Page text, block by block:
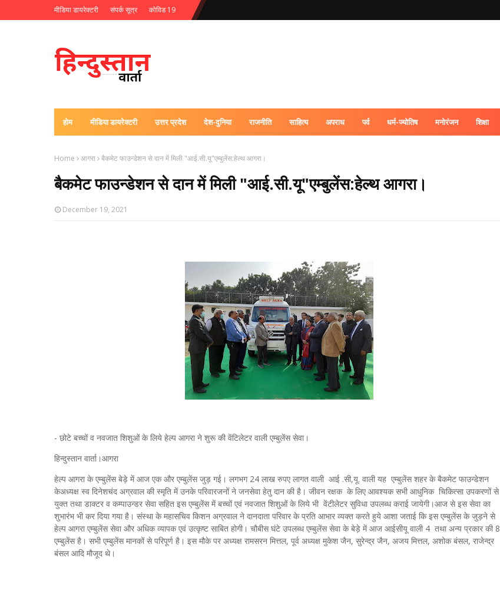
मीडिया डायरेक्टरी संपर्क सूत्र कोविड 19
होम मीडिया डायरेक्टरी उत्तर प्रदेश देश-दुनिया राजनीति साहित्य अपराध पर्व धर्म-ज्योतिष मनोरंजन शिक्षा
Home आगरा बैकमेट फाउन्डेशन से दान में मिली "आई.सी.यू"एम्बुलेंस:हेल्थ आगरा।
बैकमेट फाउन्डेशन से दान में मिली "आई.सी.यू"एम्बुलेंस:हेल्थ आगरा।
December 19, 2021
- छोटे बच्चों व नवजात शिशुओं के लिये हेल्प आगरा ने शुरू की वेंटिलेटर वाली एम्बुलेंस सेवा।
हिन्दुस्तान वार्ता।आगरा
हेल्प आगरा के एम्बुलेंस बेड़े में आज एक और एम्बुलेंस जुड़ गई। लगभग 24 लाख रुपए लागत वाली आई .सी,यू. वाली यह एम्बुलेंस शहर के बैकमेट फाउन्डेशन
केअध्यक्ष स्व दिनेशचंद अग्रवाल की स्मृति में उनके परिवारजनों ने जनसेवा हेतु दान‌ की है। जीवन रक्षक के लिए आवश्यक सभी आधुनिक चिकित्सा उपकरणों से
युक्त तथा डाक्टर व कम्पाउन्डर सेवा सहित इस एम्बुलेंस में बच्चों एवं नवजात शिशुओं के लिये भी वेंटीलेटर सुविधा उपलब्ध कराई जायेगी।आज से इस सेवा का
शुभारंभ भी कर दिया गया है। संस्था के महासचिव किशन अग्रवाल ने दानदाता परिवार के प्रति आभार व्यक्त करते हुये आशा जताई कि इस एम्बुलेंस के जुड़ने से
हेल्प आगरा एम्बुलेंस सेवा और अधिक व्यापक एवं उत्कृष्ट साबित होगी। चौबीस घंटे उपलब्ध एम्बुलेंस सेवा के बेड़े में आज आईसीयू वाली 4 तथा अन्य प्रकार की 8
एम्बुलेंस है। सभी एम्बुलेंस मानकों से परिपूर्ण है। इस मौके पर अध्यक्ष रामसरन मित्तल, पूर्व अध्यक्ष मुकेश जैन, सुरेन्द्र जैन, अजय मित्तल, अशोक बंसल, राजेन्द्र
बंसल आदि मौजूद थे।